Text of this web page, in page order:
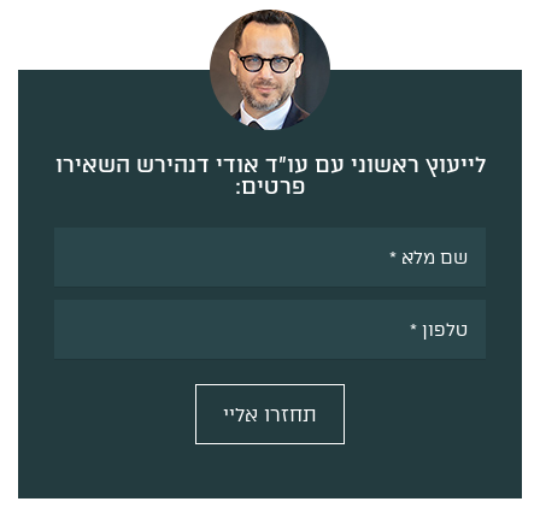
לייעוץ ראשוני עם עו”ד אודי דנהירש השאירו
פרטים:
תחזרו אליי